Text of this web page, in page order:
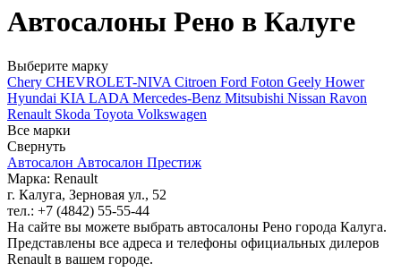
Автосалоны Рено в Калуге
Выберите марку
Chery CHEVROLET-NIVA Citroen Ford Foton Geely Hower
Hyundai KIA LADA Mercedes-Benz Mitsubishi Nissan Ravon
Renault Skoda Toyota Volkswagen
Все марки
Свернуть
Автосалон Автосалон Престиж
Марка: Renault
г. Калуга, Зерновая ул., 52
тел.: +7 (4842) 55-55-44
На сайте вы можете выбрать автосалоны Рено города Калуга.
Представлены все адреса и телефоны официальных дилеров
Renault в вашем городе.